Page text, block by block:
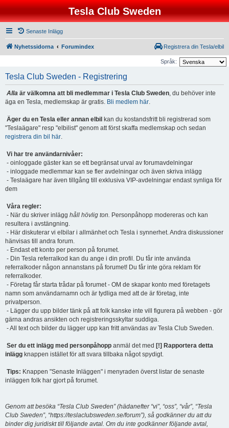
Tesla Club Sweden
Senaste Inlägg
Nyhetssidorna Forumindex Registrera din Tesla/elbil
Språk:
Tesla Club Sweden - Registrering
Alla är välkomna att bli medlemmar i Tesla Club Sweden, du behöver inte
äga en Tesla, medlemskap är gratis. Bli medlem här.
Äger du en Tesla eller annan elbil kan du kostandsfritt bli registrerad som
"Teslaägare" resp "elbilist" genom att först skaffa medlemskap och sedan
registrera din bil här.
Vi har tre användarnivåer:
- oinloggade gäster kan se ett begränsat urval av forumavdelningar
- inloggade medlemmar kan se fler avdelningar och även skriva inlägg
- Teslaägare har även tillgång till exklusiva VIP-avdelningar endast synliga för
dem
Våra regler:
- När du skriver inlägg håll hövlig ton. Personpåhopp modereras och kan
resultera i avstängning.
- Här diskuterar vi elbilar i allmänhet och Tesla i synnerhet. Andra diskussioner
hänvisas till andra forum.
- Endast ett konto per person på forumet.
- Din Tesla referralkod kan du ange i din profil. Du får inte använda
referralkoder någon annanstans på forumet! Du får inte göra reklam för
referralkoder.
- Företag får starta trådar på forumet - OM de skapar konto med företagets
namn som användarnamn och är tydliga med att de är företag, inte
privatperson.
- Lägger du upp bilder tänk på att folk kanske inte vill figurera på webben - gör
gärna andras ansikten och registreringsskyltar suddiga.
- All text och bilder du lägger upp kan fritt användas av Tesla Club Sweden.
Ser du ett inlägg med personpåhopp anmäl det med [!] Rapportera detta
inlägg knappen istället för att svara tillbaka något spydigt.
Tips: Knappen "Senaste Inläggen" i menyraden överst listar de senaste
inläggen folk har gjort på forumet.
Genom att besöka “Tesla Club Sweden” (hädanefter “vi”, “oss”, “vår”, “Tesla
Club Sweden”, “https://teslaclubsweden.se/forum”), så godkänner du att du
binder dig juridiskt till följande avtal. Om du inte godkänner följande avtal,